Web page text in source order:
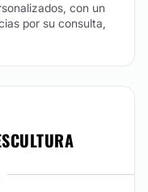
con un
por su consulta,